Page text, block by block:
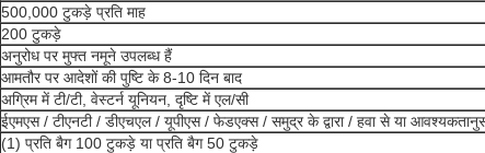
500,000 टुकड़े प्रति माह
200 टुकड़े
अनुरोध पर मुफ्त नमूने उपलब्ध हैं
आमतौर पर आदेशों की पुष्टि के 8-10 दिन बाद
अग्रिम में टी/टी, वेस्टर्न यूनियन, दृष्टि में एल/सी
ईएमएस / टीएनटी / डीएचएल / यूपीएस / फेडएक्स / समुद्र के द्वारा / हवा से या
(1) प्रति बैग 100 टुकड़े या प्रति बैग 50 टुकड़े